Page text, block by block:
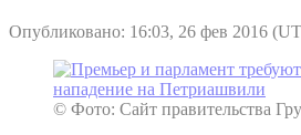
Опубликовано: 16:03, 26 фев 2016
© Фото: Сайт правительства